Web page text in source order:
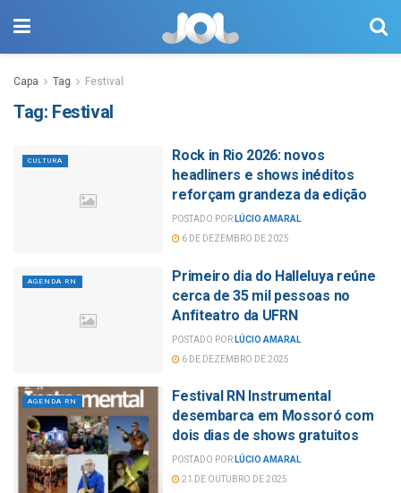
Capa Tag Festival
Tag: Festival
CULTURA
Rock in Rio 2026: novos
headliners e shows inéditos
reforçam grandeza da edição
POSTADO POR LÚCIO AMARAL
6 DE DEZEMBRO DE 2025
AGENDA RN
Primeiro dia do Halleluya reúne
cerca de 35 mil pessoas no
Anfiteatro da UFRN
POSTADO POR LÚCIO AMARAL
6 DE DEZEMBRO DE 2025
AGENDA RN
Festival RN Instrumental
desembarca em Mossoró com
dois dias de shows gratuitos
POSTADO POR LÚCIO AMARAL
21 DE OUTUBRO DE 2025